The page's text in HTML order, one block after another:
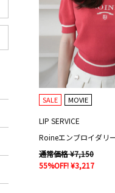
SALE MOVIE
LIP SERVICE
Roineエンブロイダリ
通常価格 ¥7,150
55%OFF! ¥3,217